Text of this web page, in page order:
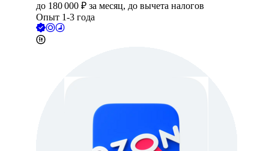
до 180 000 ₽ за месяц, до вычета налогов
Опыт 1-3 года